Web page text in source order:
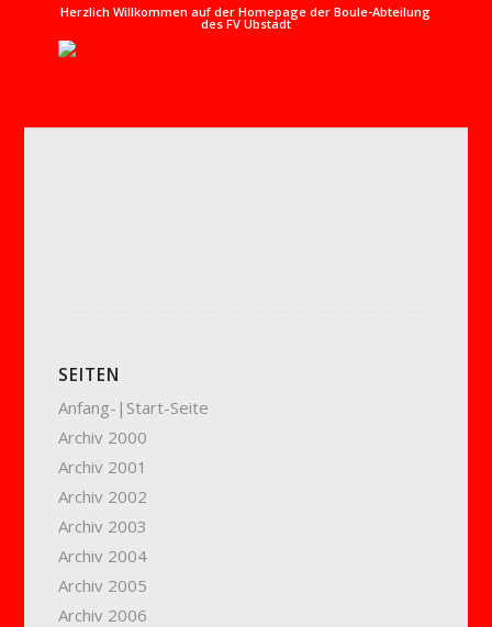
Herzlich Willkommen auf der Homepage der Boule-Abteilung
des FV Ubstadt
SEITEN
Anfang-|Start-Seite
Archiv 2000
Archiv 2001
Archiv 2002
Archiv 2003
Archiv 2004
Archiv 2005
Archiv 2006